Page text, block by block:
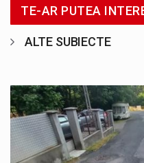
TE-AR PUTEA
ALTE SUBIECTE